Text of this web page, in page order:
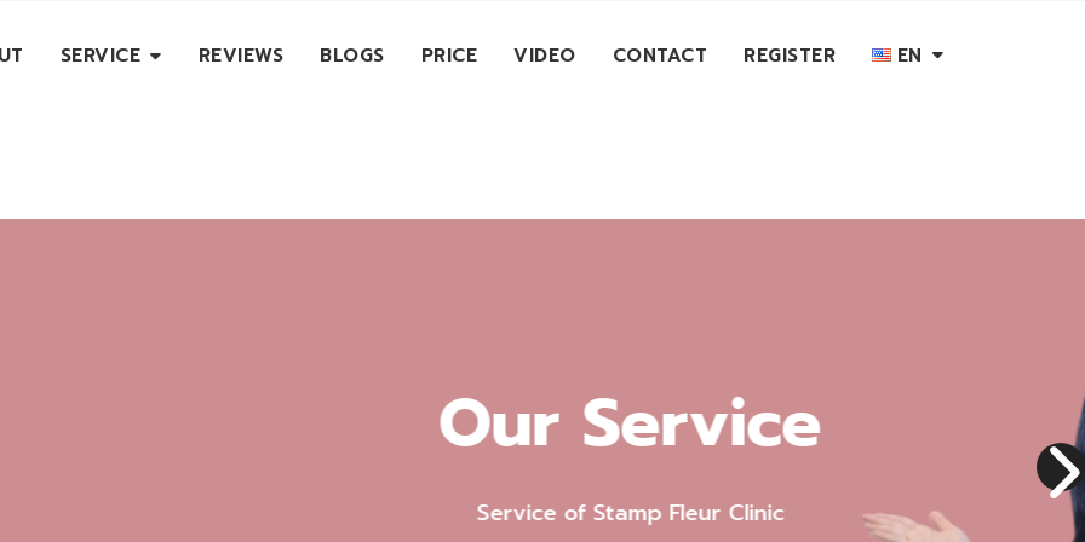
SERVICE REVIEWS BLOGS PRICE VIDEO CONTACT REGISTER EN
Our Service